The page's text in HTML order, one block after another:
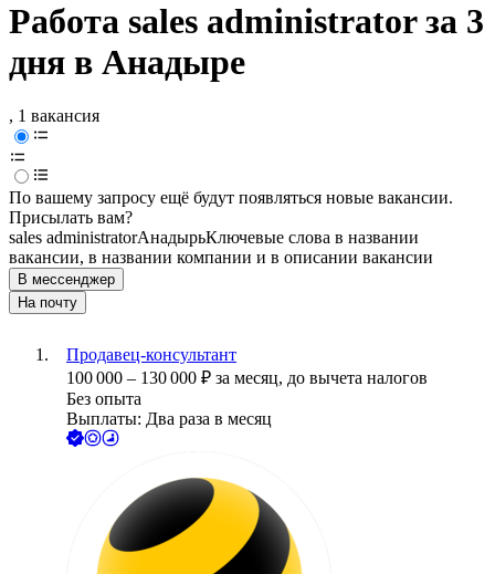
Работа sales administrator за 3
дня в Анадыре
, 1 вакансия
По вашему запросу ещё будут появляться новые вакансии.
Присылать вам?
sales administratorАнадырьКлючевые слова в названии
вакансии, в названии компании и в описании вакансии
В мессенджер
На почту
Продавец-консультант
100 000 – 130 000 ₽ за месяц, до вычета налогов
Без опыта
Выплаты: Два раза в месяц